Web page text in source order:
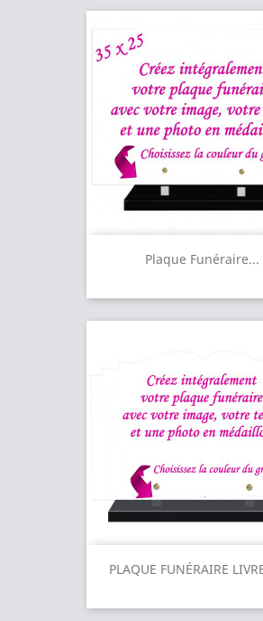
Plaque Funéraire...
PLAQUE FUNÉRAIRE